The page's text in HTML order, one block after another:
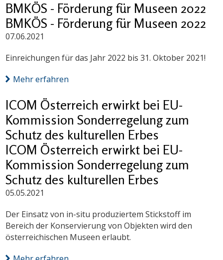
BMKÖS - Förderung für Museen 2022
BMKÖS - Förderung für Museen 2022
07.06.2021
Einreichungen für das Jahr 2022 bis 31. Oktober 2021!
Mehr erfahren
ICOM Österreich erwirkt bei EU-
Kommission Sonderregelung zum
Schutz des kulturellen Erbes
ICOM Österreich erwirkt bei EU-
Kommission Sonderregelung zum
Schutz des kulturellen Erbes
05.05.2021
Der Einsatz von in-situ produziertem Stickstoff im
Bereich der Konservierung von Objekten wird den
österreichischen Museen erlaubt.